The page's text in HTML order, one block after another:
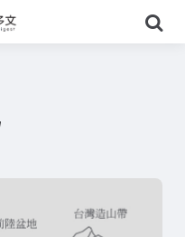
尋